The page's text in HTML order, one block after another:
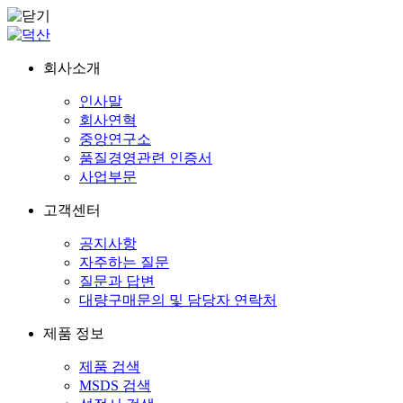
회사소개
인사말
회사연혁
중앙연구소
품질경영관련 인증서
사업부문
고객센터
공지사항
자주하는 질문
질문과 답변
대량구매문의 및 담당자 연락처
제품 정보
제품 검색
MSDS 검색